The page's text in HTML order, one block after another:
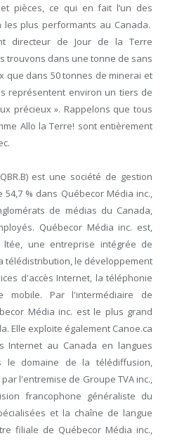
pièces, ce qui en fait l’un des
plus performants au Canada.
directeur de Jour de la Terre
trouvons dans une tonne de sans
que dans 50 tonnes de minerai et
représentent environ un tiers de
précieux ». Rappelons que tous
Allo la Terre! sont entièrement
est une société de gestion
% dans Québecor Média inc.,
de médias du Canada,
Québecor Média inc. est,
une entreprise intégrée de
télédistribution, le développement
d'accès Internet, la téléphonie
Par l'intermédiaire de
Média inc. est le plus grand
Elle exploite également Canoe.ca
Internet au Canada en langues
le domaine de la télédiffusion,
l'entremise de Groupe TVA inc.,
francophone généraliste du
et la chaîne de langue
filiale de Québecor Média inc.,